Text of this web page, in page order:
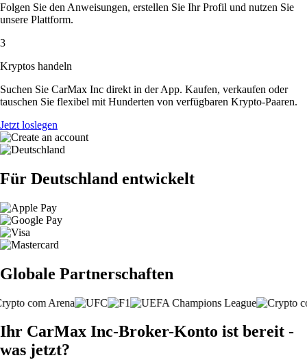
Folgen Sie den Anweisungen, erstellen Sie Ihr Profil und nutzen Sie
unsere Plattform.
3
Kryptos handeln
Suchen Sie CarMax Inc direkt in der App. Kaufen, verkaufen oder
tauschen Sie flexibel mit Hunderten von verfügbaren Krypto-Paaren.
Jetzt loslegen
Für Deutschland entwickelt
Globale Partnerschaften
Ihr CarMax Inc-Broker-Konto ist bereit -
was jetzt?